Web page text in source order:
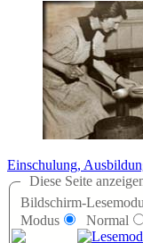
Einschulung,
Diese Seite
Bildschirm-
Modus
Normal